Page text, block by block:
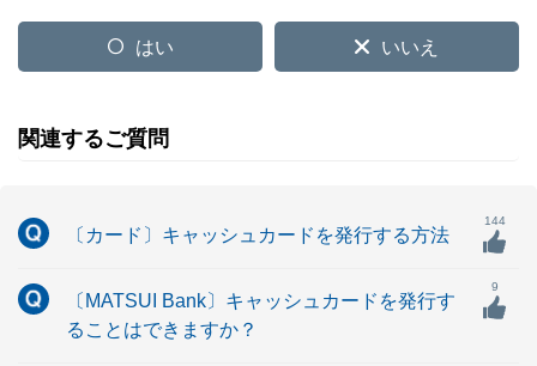
はい いいえ
関連するご質問
〔カード〕キャッシュカードを発行する方法
144
〔MATSUI Bank〕キャッシュカードを発行す
ることはできますか？
9